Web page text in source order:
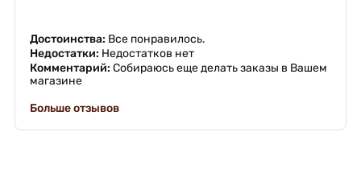
Достоинства: Все понравилось.
Недостатки: Недостатков нет
Комментарий: Собираюсь еще делать заказы в Вашем
магазине
Больше отзывов